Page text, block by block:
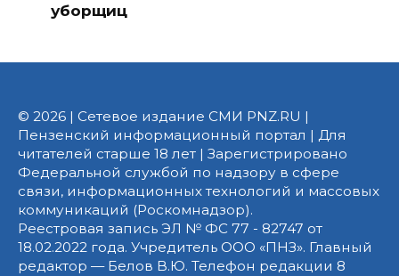
уборщиц
© 2026 | Сетевое издание СМИ PNZ.RU |
Пензенский информационный портал | Для
читателей старше 18 лет | Зарегистрировано
Федеральной службой по надзору в сфере
связи, информационных технологий и массовых
коммуникаций (Роскомнадзор).
Реестровая запись ЭЛ № ФС 77 - 82747 от
18.02.2022 года. Учредитель ООО «ПНЗ». Главный
редактор — Белов В.Ю. Телефон редакции 8